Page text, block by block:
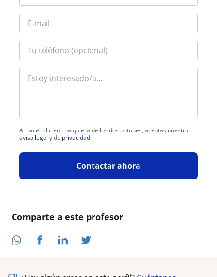
Comparte a este profesor
Al hacer clic en cualquiera de los dos botones, aceptas nuestro
aviso legal y de privacidad
Contactar ahora